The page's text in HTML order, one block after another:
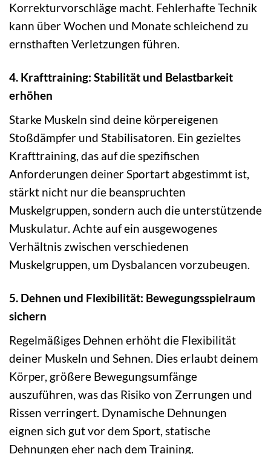
Korrekturvorschläge macht. Fehlerhafte Technik
kann über Wochen und Monate schleichend zu
ernsthaften Verletzungen führen.
4. Krafttraining: Stabilität und Belastbarkeit
erhöhen
Starke Muskeln sind deine körpereigenen
Stoßdämpfer und Stabilisatoren. Ein gezieltes
Krafttraining, das auf die spezifischen
Anforderungen deiner Sportart abgestimmt ist,
stärkt nicht nur die beanspruchten
Muskelgruppen, sondern auch die unterstützende
Muskulatur. Achte auf ein ausgewogenes
Verhältnis zwischen verschiedenen
Muskelgruppen, um Dysbalancen vorzubeugen.
5. Dehnen und Flexibilität: Bewegungsspielraum
sichern
Regelmäßiges Dehnen erhöht die Flexibilität
deiner Muskeln und Sehnen. Dies erlaubt deinem
Körper, größere Bewegungsumfänge
auszuführen, was das Risiko von Zerrungen und
Rissen verringert. Dynamische Dehnungen
eignen sich gut vor dem Sport, statische
Dehnungen eher nach dem Training.